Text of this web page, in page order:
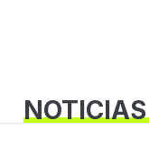
NOTICIAS